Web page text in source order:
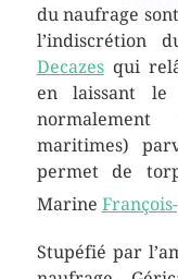
du naufrage
Decazesqui
en laissant le
maritimes)
permet de
Marine
Stupéfié par